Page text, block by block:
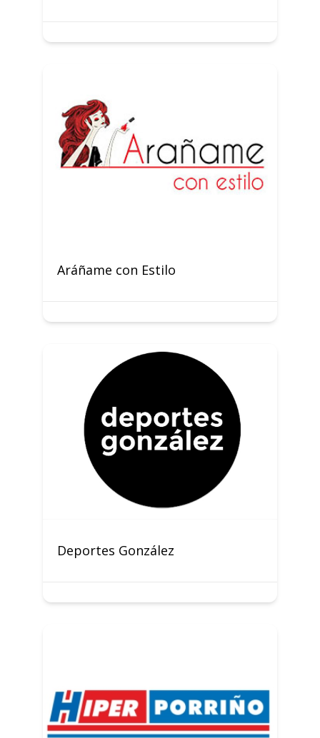
Aráñame con Estilo
Deportes González